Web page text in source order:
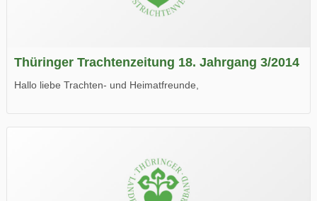
Thüringer Trachtenzeitung 18. Jahrgang 3/2014
Hallo liebe Trachten- und Heimatfreunde,
Wir wünschen Euch viel Spaß beim Lesen.